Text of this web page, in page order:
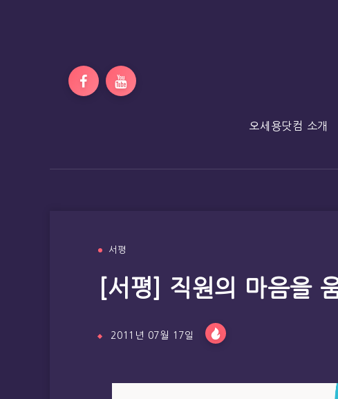
오세용닷컴 소개
서평
[서평] 직원의 마음을
2011년 07월 17일